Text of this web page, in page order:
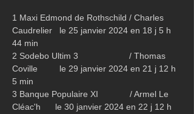
1 Maxi Edmond de Rothschild / Charles
Caudrelier   le 25 janvier 2024 en 18 j 5 h
44 min
2 Sodebo Ultim 3                     / Thomas
Coville         le 29 janvier 2024 en 21 j 12 h
5 min
3 Banque Populaire XI             / Armel Le
Cléac'h      le 30 janvier 2024 en 22 j 12 h